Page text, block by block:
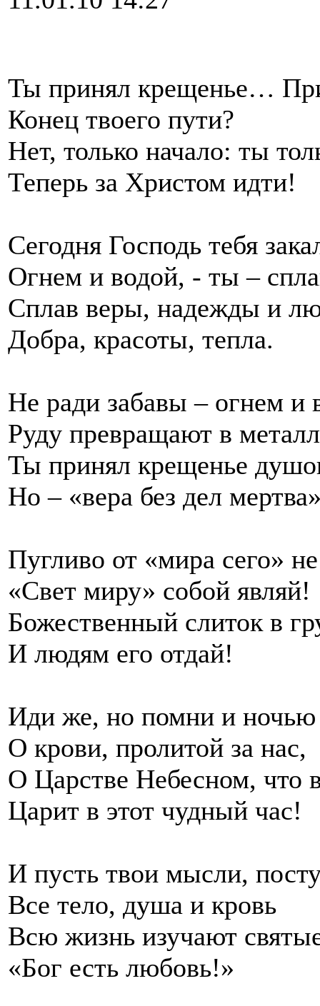
Ты принял крещенье…
Конец твоего пути?
Нет, только начало: ты
Теперь за Христом идти!
Сегодня Господь тебя
Огнем и водой, - ты –
Сплав веры, надежды и
Добра, красоты, тепла.
Не ради забавы – огнем и
Руду превращают в
Ты принял крещенье
Но – «вера без дел
Пугливо от «мира сего»
«Свет миру» собой являй!
Божественный слиток в
И людям его отдай!
Иди же, но помни и
О крови, пролитой за нас,
О Царстве Небесном, что
Царит в этот чудный час!
И пусть твои мысли,
Все тело, душа и кровь
Всю жизнь изучают
«Бог есть любовь!»